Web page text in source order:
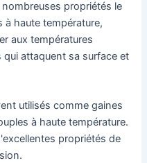
propriétés le
à haute température,
aux températures
attaquent sa surface et
utilisés comme gaines
à haute température.
propriétés de